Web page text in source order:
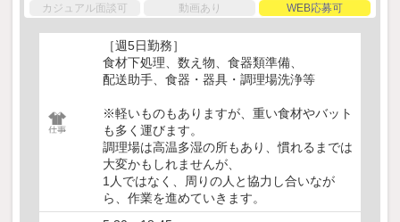
カジュアル面談可 動画あり WEB応募可
［週5日勤務］
食材下処理、数え物、食器類準備、
配送助手、食器・器具・調理場洗浄等
※軽いものもありますが、重い食材やバット
も多く運びます。
調理場は高温多湿の所もあり、慣れるまでは
大変かもしれませんが、
1人ではなく、周りの人と協力し合いなが
ら、作業を進めていきます。